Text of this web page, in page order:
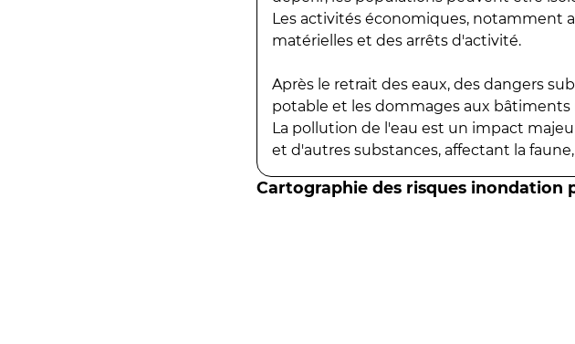
Les activités économiques, notamment
matérielles et des arrêts d'activité.
Après le retrait des eaux, des dangers
potable et les dommages aux
La pollution de l'eau est un impact
et d'autres substances, affectant la
Cartographie des risques inondation